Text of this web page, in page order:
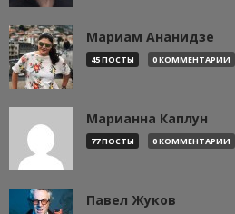
Мариам Ананидзе
45 ПОСТЫ 0 КОММЕНТАРИИ
Марианна Каплун
77 ПОСТЫ 0 КОММЕНТАРИИ
Павел Жуков